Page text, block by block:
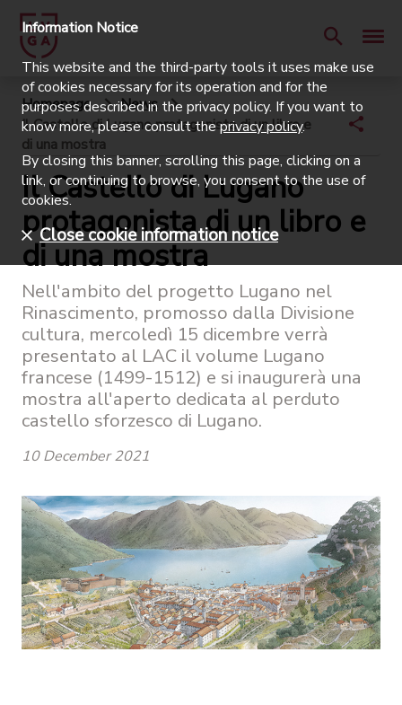
Homepage
News
Il Castello di Lugano protagonista di un libro e
di una mostra
Il Castello di Lugano
protagonista di un libro e
di una mostra
Nell'ambito del progetto Lugano nel
Rinascimento, promosso dalla Divisione
cultura, mercoledì 15 dicembre verrà
presentato al LAC il volume Lugano
francese (1499-1512) e si inaugurerà una
mostra all'aperto dedicata al perduto
castello sforzesco di Lugano.
10 December 2021
Information Notice
This website and the third-party tools it uses make use
of cookies necessary for its operation and for the
purposes described in the privacy policy. If you want to
know more, please consult theprivacy policy.
By closing this banner, scrolling this page, clicking on a
link, or continuing to browse, you consent to the use of
cookies.
Close cookie information notice